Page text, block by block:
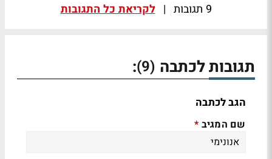
9 תגובות | לקריאת כל התגובות
תגובות לכתבה (9)
:
הגב לכתבה
שם המגיב *